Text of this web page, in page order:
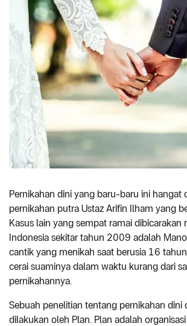
Pernikahan dini yang baru-baru ini hangat
pernikahan putra Ustaz Arifin Ilham yang
Kasus lain yang sempat ramai dibicarakan
Indonesia sekitar tahun 2009 adalah
cantik yang menikah saat berusia 16
cerai suaminya dalam waktu kurang dari
pernikahannya.
Sebuah penelitian tentang pernikahan dini
dilakukan oleh Plan. Plan adalah